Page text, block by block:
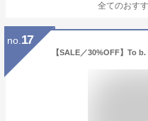
全てのおす
no. 17